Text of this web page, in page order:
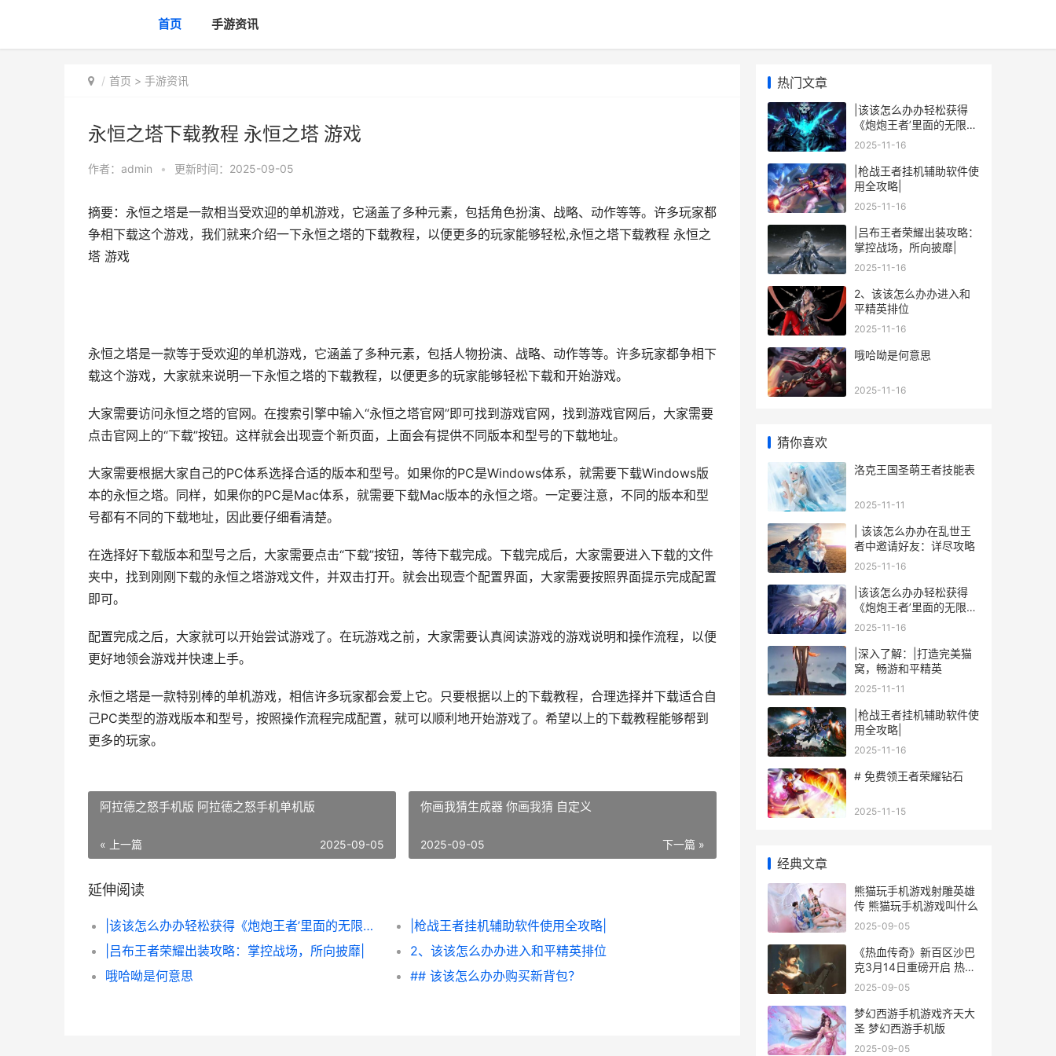
首页 手游资讯
首页 > 手游资讯
永恒之塔下载教程 永恒之塔 游戏
作者： admin • 更新时间：2025-09-05
摘要：永恒之塔是一款相当受欢迎的单机游戏，它涵盖了多种元素，包括角色扮演、战略、动作等等。许多玩家都
争相下载这个游戏，我们就来介绍一下永恒之塔的下载教程，以便更多的玩家能够轻松,永恒之塔下载教程 永恒之
塔 游戏
永恒之塔是一款等于受欢迎的单机游戏，它涵盖了多种元素，包括人物扮演、战略、动作等等。许多玩家都争相下
载这个游戏，大家就来说明一下永恒之塔的下载教程，以便更多的玩家能够轻松下载和开始游戏。
大家需要访问永恒之塔的官网。在搜索引擎中输入“永恒之塔官网”即可找到游戏官网，找到游戏官网后，大家需要
点击官网上的“下载”按钮。这样就会出现壹个新页面，上面会有提供不同版本和型号的下载地址。
大家需要根据大家自己的PC体系选择合适的版本和型号。如果你的PC是Windows体系，就需要下载Windows版
本的永恒之塔。同样，如果你的PC是Mac体系，就需要下载Mac版本的永恒之塔。一定要注意，不同的版本和型
号都有不同的下载地址，因此要仔细看清楚。
在选择好下载版本和型号之后，大家需要点击“下载”按钮，等待下载完成。下载完成后，大家需要进入下载的文件
夹中，找到刚刚下载的永恒之塔游戏文件，并双击打开。就会出现壹个配置界面，大家需要按照界面提示完成配置
即可。
配置完成之后，大家就可以开始尝试游戏了。在玩游戏之前，大家需要认真阅读游戏的游戏说明和操作流程，以便
更好地领会游戏并快速上手。
永恒之塔是一款特别棒的单机游戏，相信许多玩家都会爱上它。只要根据以上的下载教程，合理选择并下载适合自
己PC类型的游戏版本和型号，按照操作流程完成配置，就可以顺利地开始游戏了。希望以上的下载教程能够帮到
更多的玩家。
阿拉德之怒手机版 阿拉德之怒手机单机版
« 上一篇 2025-09-05
你画我猜生成器 你画我猜 自定义
下一篇 »
2025-09-05
延伸阅读
|该该怎么办办轻松获得《炮炮王者’里面的无限金币和星星|
|枪战王者挂机辅助软件使用全攻略|
|吕布王者荣耀出装攻略：掌控战场，所向披靡|
2、该该怎么办办进入和平精英排位
哦哈呦是何意思
## 该该怎么办办购买新背包？
热门文章
|该该怎么办办轻松获得
《炮炮王者’里面的无限金
币和星星|
2025-11-16
|枪战王者挂机辅助软件使
用全攻略|
2025-11-16
|吕布王者荣耀出装攻略：
掌控战场，所向披靡|
2025-11-16
2、该该怎么办办进入和
平精英排位
2025-11-16
哦哈呦是何意思
2025-11-16
猜你喜欢
洛克王国圣萌王者技能表
2025-11-11
| 该该怎么办办在乱世王
者中邀请好友：详尽攻略
2025-11-16
|该该怎么办办轻松获得
《炮炮王者’里面的无限金
币和星星|
2025-11-16
|深入了解：|打造完美猫
窝，畅游和平精英
2025-11-11
|枪战王者挂机辅助软件使
用全攻略|
2025-11-16
# 免费领王者荣耀钻石
2025-11-15
经典文章
熊猫玩手机游戏射雕英雄
传 熊猫玩手机游戏叫什么
2025-09-05
《热血传奇》新百区沙巴
克3月14日重磅开启 热血
传奇新百区官网
2025-09-05
梦幻西游手机游戏齐天大
圣 梦幻西游手机版
2025-09-05